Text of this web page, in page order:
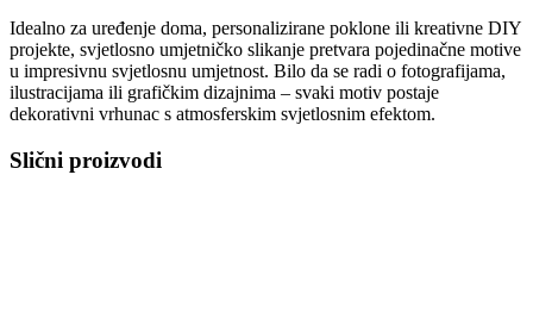
Idealno za uređenje doma, personalizirane poklone ili kreativne DIY
projekte, svjetlosno umjetničko slikanje pretvara pojedinačne motive
u impresivnu svjetlosnu umjetnost. Bilo da se radi o fotografijama,
ilustracijama ili grafičkim dizajnima – svaki motiv postaje
dekorativni vrhunac s atmosferskim svjetlosnim efektom.
Slični proizvodi